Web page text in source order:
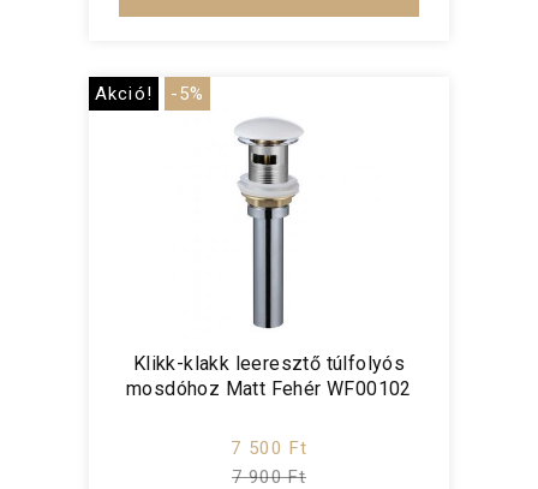
Akció! -5%
Klikk-klakk leeresztő túlfolyós
mosdóhoz Matt Fehér WF00102
7 500 Ft
7 900 Ft